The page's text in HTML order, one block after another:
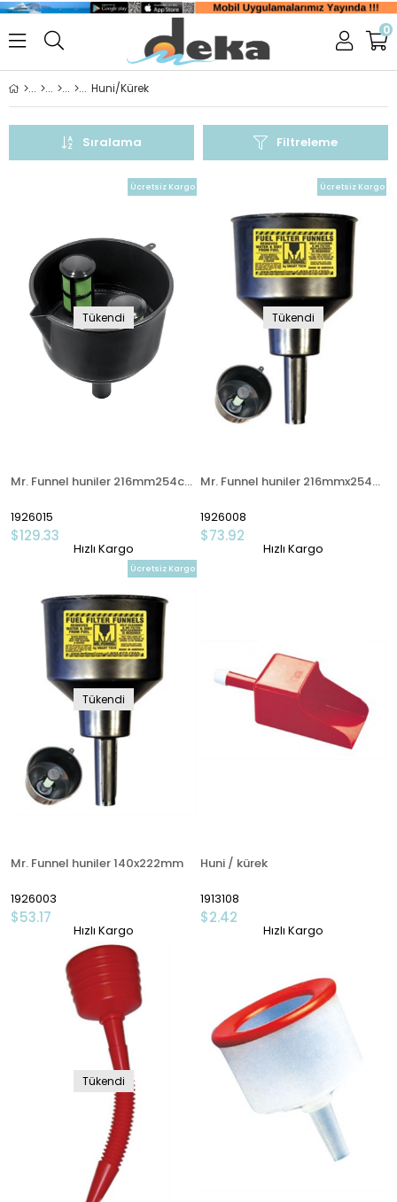
0
Huni/Kürek
Filtreleme
Sıralama
Tükendi
Mr. Funnel huniler 216mm254cm 45lt dak.
1926015
$129.33
Ücretsiz Kargo
Hızlı Kargo
Tükendi
Mr. Funnel huniler 216mmx254cm
1926008
$73.92
Ücretsiz Kargo
Hızlı Kargo
Tükendi
Mr. Funnel huniler 140x222mm
1926003
$53.17
Ücretsiz Kargo
Hızlı Kargo
Huni / kürek
1913108
$2.42
Hızlı Kargo
Tükendi